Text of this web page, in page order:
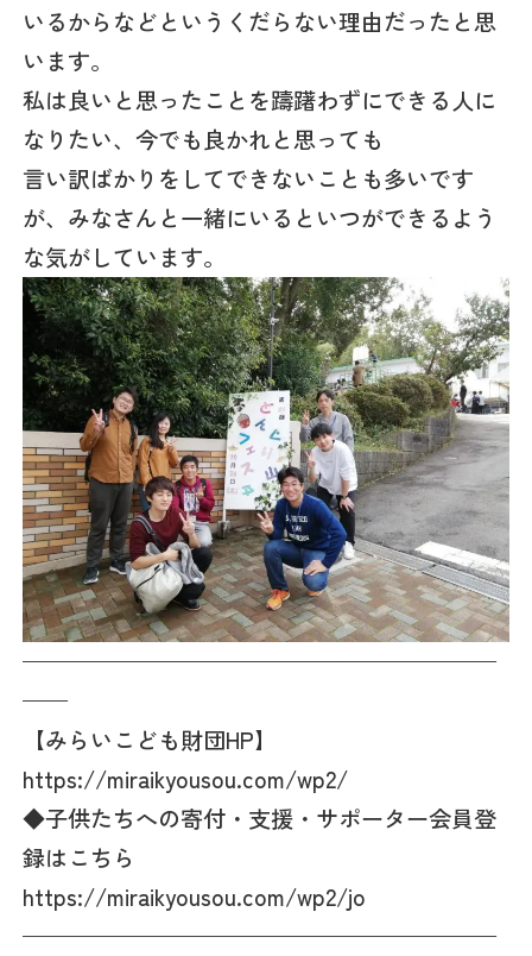
いるからなどというくだらない理由だったと思
います。
私は良いと思ったことを躊躇わずにできる人に
なりたい、今でも良かれと思っても
言い訳ばかりをしてできないことも多いです
が、みなさんと一緒にいるといつができるよう
な気がしています。
—————————————————————
——
【みらいこども財団HP】
https://miraikyousou.com/wp2/
◆子供たちへの寄付・支援・サポーター会員登
録はこちら
https://miraikyousou.com/wp2/jo
—————————————————————